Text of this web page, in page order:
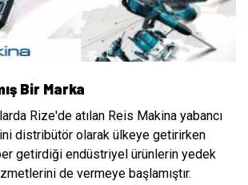
Bir Marka
Rize'de atılan Reis Makina yabancı
distribütör olarak ülkeye getirirken
getirdiği endüstriyel ürünlerin yedek
de vermeye başlamıştır.